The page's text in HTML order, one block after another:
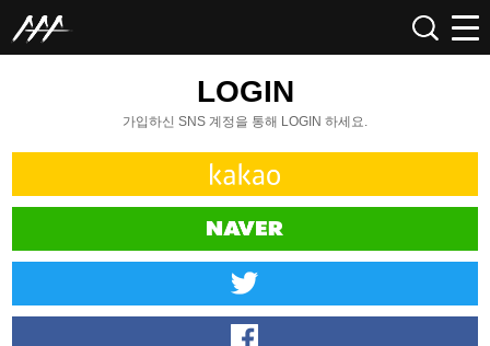
LOGIN
가입하신 SNS 계정을 통해 LOGIN 하세요.